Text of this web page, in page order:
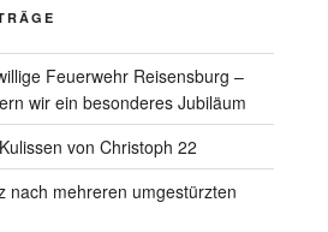
Feuerwehr Reisensburg –
wir ein besonderes Jubiläum
von Christoph 22
nach mehreren umgestürzten